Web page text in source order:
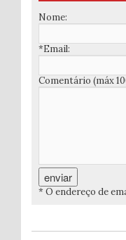
Nome:
*Email:
Comentário (máx
* O endereço de